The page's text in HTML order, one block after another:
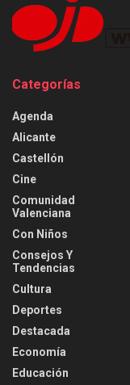
Categorías
Agenda
Alicante
Castellón
Cine
Comunidad
Valenciana
Con Niños
Consejos Y
Tendencias
Cultura
Deportes
Destacada
Economía
Educación